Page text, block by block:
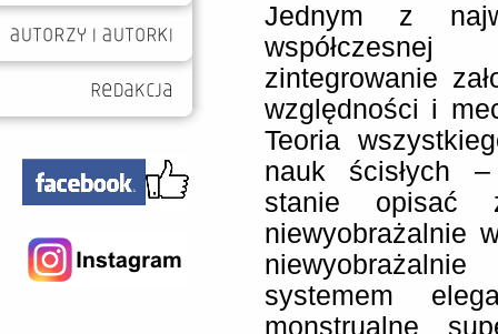
Jednym z
zintegrowanie
względności i
Teoria
nauk ścisłych
stanie opisać
niewyobrażalnie
systemem
monstrualne